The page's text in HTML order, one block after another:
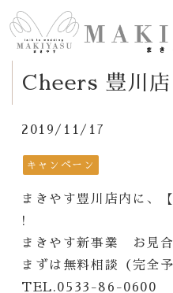
Cheers 豊川
2019/11/17
キャンペーン
まきやす豊川店内に、【
!
まきやす新事業 お見合
まずは無料相談（完全
TEL.0533-86-0600